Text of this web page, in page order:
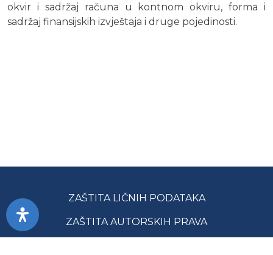
okvir i sadržaj računa u kontnom okviru, forma i
sadržaj finansijskih izvještaja i druge pojedinosti.
ZAŠTITA LIČNIH PODATAKA
ZAŠTITA AUTORSKIH PRAVA